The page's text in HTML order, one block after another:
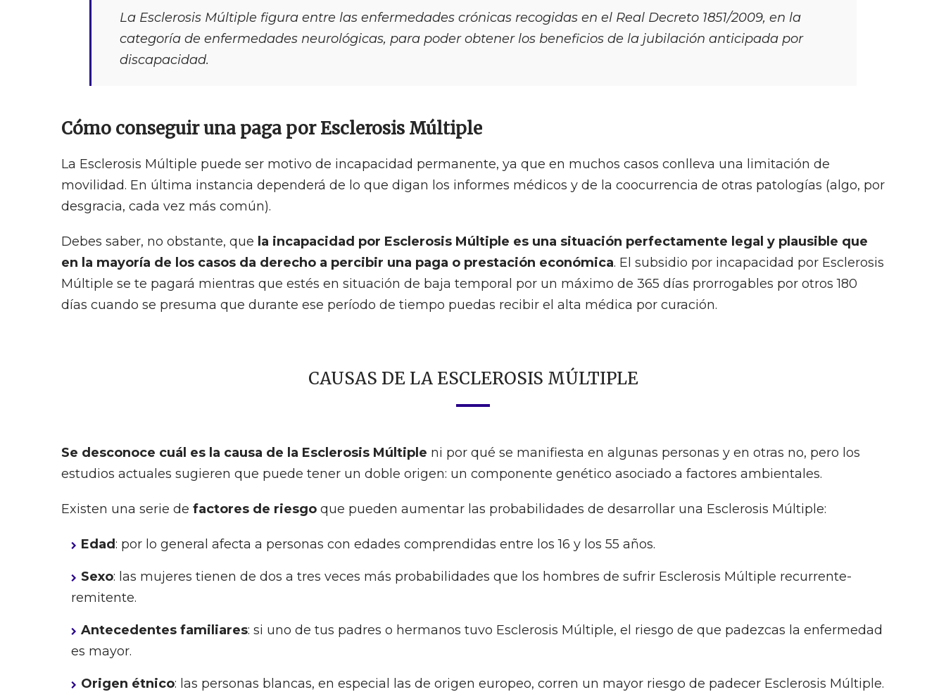
La Esclerosis Múltiple figura entre las enfermedades crónicas recogidas en el Real Decreto 1851/2009, en la
categoría de enfermedades neurológicas, para poder obtener los beneficios de la jubilación anticipada por
discapacidad.
Cómo conseguir una paga por Esclerosis Múltiple
La Esclerosis Múltiple puede ser motivo de incapacidad permanente, ya que en muchos casos conlleva una limitación de
movilidad. En última instancia dependerá de lo que digan los informes médicos y de la coocurrencia de otras patologías (algo, por
desgracia, cada vez más común).
Debes saber, no obstante, que la incapacidad por Esclerosis Múltiple es una situación perfectamente legal y plausible que
en la mayoría de los casos da derecho a percibir una paga o prestación económica. El subsidio por incapacidad por Esclerosis
Múltiple se te pagará mientras que estés en situación de baja temporal por un máximo de 365 días prorrogables por otros 180
días cuando se presuma que durante ese período de tiempo puedas recibir el alta médica por curación.
CAUSAS DE LA ESCLEROSIS MÚLTIPLE
Se desconoce cuál es la causa de la Esclerosis Múltiple ni por qué se manifiesta en algunas personas y en otras no, pero los
estudios actuales sugieren que puede tener un doble origen: un componente genético asociado a factores ambientales.
Existen una serie de factores de riesgo que pueden aumentar las probabilidades de desarrollar una Esclerosis Múltiple:
Edad: por lo general afecta a personas con edades comprendidas entre los 16 y los 55 años.
Sexo: las mujeres tienen de dos a tres veces más probabilidades que los hombres de sufrir Esclerosis Múltiple recurrente-
remitente.
Antecedentes familiares: si uno de tus padres o hermanos tuvo Esclerosis Múltiple, el riesgo de que padezcas la enfermedad
es mayor.
Origen étnico: las personas blancas, en especial las de origen europeo, corren un mayor riesgo de padecer Esclerosis Múltiple.